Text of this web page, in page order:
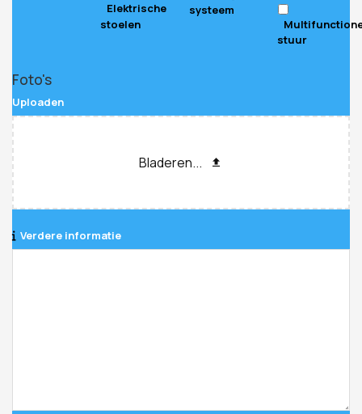
Elektrische
stoelen
systeem
stuur
Foto's
Uploaden
Bladeren...
Verdere informatie